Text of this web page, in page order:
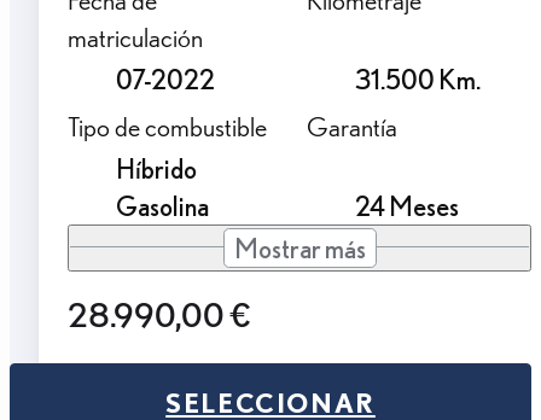
matriculación
07-2022
31.500 Km.
Tipo de combustible
Híbrido
Gasolina
Garantía
24 Meses
Mostrar más
28.990,00 €
SELECCIONAR